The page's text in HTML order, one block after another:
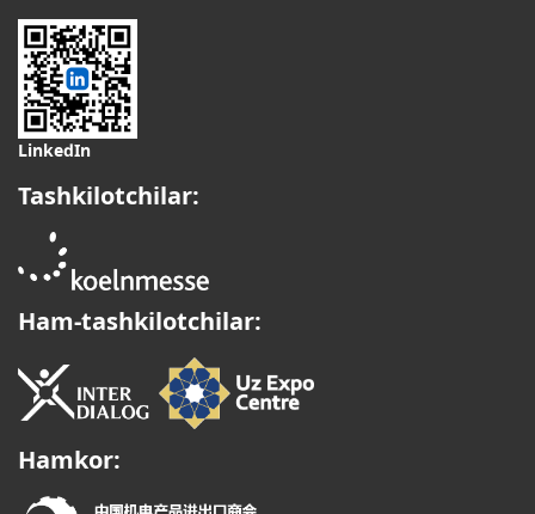
LinkedIn
Tashkilotchilar:
Ham-tashkilotchilar:
Hamkor: